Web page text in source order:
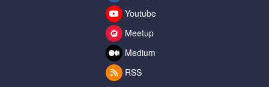
Youtube
Meetup
Medium
RSS